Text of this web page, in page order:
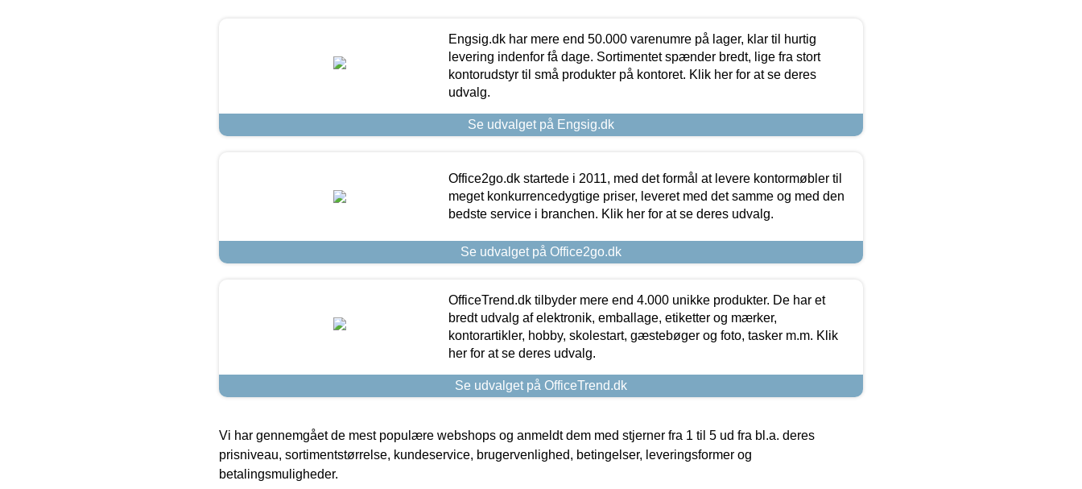
Engsig.dk har mere end 50.000 varenumre på lager, klar til hurtig
levering indenfor få dage. Sortimentet spænder bredt, lige fra stort
kontorudstyr til små produkter på kontoret. Klik her for at se deres
udvalg.
Se udvalget på Engsig.dk
Office2go.dk startede i 2011, med det formål at levere kontormøbler til
meget konkurrencedygtige priser, leveret med det samme og med den
bedste service i branchen. Klik her for at se deres udvalg.
Se udvalget på Office2go.dk
OfficeTrend.dk tilbyder mere end 4.000 unikke produkter. De har et
bredt udvalg af elektronik, emballage, etiketter og mærker,
kontorartikler, hobby, skolestart, gæstebøger og foto, tasker m.m. Klik
her for at se deres udvalg.
Se udvalget på OfficeTrend.dk
Vi har gennemgået de mest populære webshops og anmeldt dem med stjerner fra 1 til 5 ud fra bl.a. deres
prisniveau, sortimentstørrelse, kundeservice, brugervenlighed, betingelser, leveringsformer og
betalingsmuligheder.